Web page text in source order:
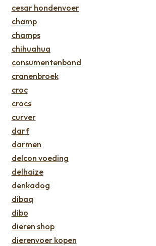
cesar hondenvoer
champ
champs
chihuahua
consumentenbond
cranenbroek
croc
crocs
curver
darf
darmen
delcon voeding
delhaize
denkadog
dibaq
dibo
dieren shop
dierenvoer kopen